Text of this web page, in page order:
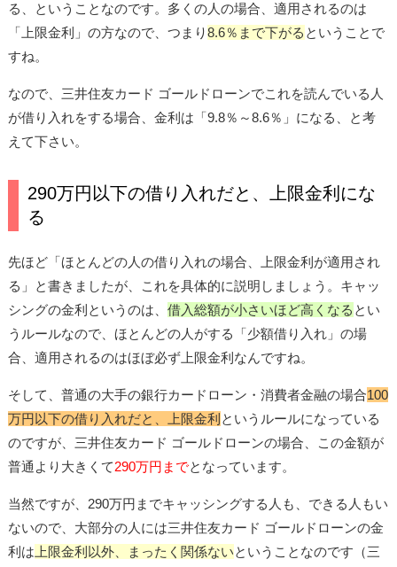
る、ということなのです。多くの人の場合、適用されるのは
「上限金利」の方なので、つまり8.6％まで下がる ということで
すね。
なので、三井住友カード ゴールドローンでこれを読んでいる人
が借り入れをする場合、金利は「9.8％～8.6％」になる、と考
えて下さい。
290万円以下の借り入れだと、上限金利にな
る
先ほど「ほとんどの人の借り入れの場合、上限金利が適用され
る」と書きましたが、これを具体的に説明しましょう。キャッ
シングの金利というのは、借入総額が小さいほど高くなる とい
うルールなので、ほとんどの人がする「少額借り入れ」の場
合、適用されるのはほぼ必ず上限金利なんですね。
そして、普通の大手の銀行カードローン・消費者金融の場合100
万円以下の借り入れだと、上限金利 というルールになっている
のですが、三井住友カード ゴールドローンの場合、この金額が
普通より大きくて290万円までとなっています。
当然ですが、290万円までキャッシングする人も、できる人もい
ないので、大部分の人には三井住友カード ゴールドローンの金
利は上限金利以外、まったく関係ないということなのです（三